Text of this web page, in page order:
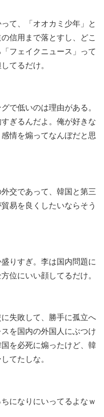
がしない・・・」「あれ
声の人、若い頃がこれか
げる日本の医療チーム、
日本で定着してるものっ
外の反応）
て飛行場へ、車輪を出さ
どい着陸なら山ほど見て
界が衝撃
がドーピング検査をすり
のがこちら…」→「恥ずか
て、「オオカミ少年」と
信用まで落とすし、どこ
フェイクニュース」って
てるだけ。
で低いのは理由がある。
ぎるんだよ。俺が好きな
情を煽ってなんぼだと思
交であって、韓国と第三
易を良くしたいならそう
りすぎ。李は国内問題に
位にいい顔してるだけ。
失敗して、勝手に孤立へ
を国内の外国人にぶつけ
を必死に煽ったけど、韓
てたしな。
になりにいってるよなｗ